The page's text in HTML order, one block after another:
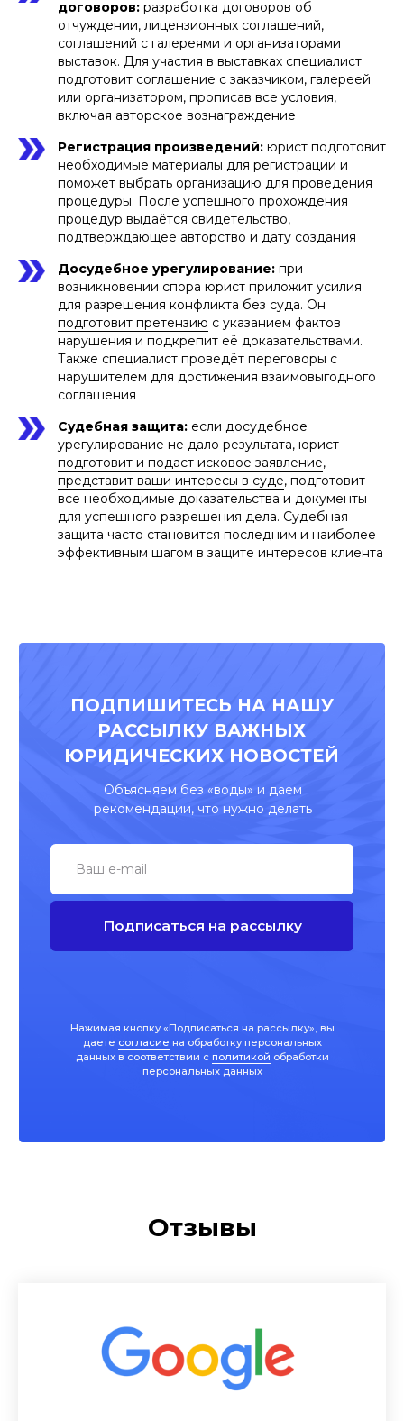
договоров: разработка договоров об
отчуждении, лицензионных соглашений,
соглашений с галереями и организаторами
выставок. Для участия в выставках специалист
подготовит соглашение с заказчиком, галереей
или организатором, прописав все условия,
включая авторское вознаграждение
Регистрация произведений: юрист подготовит
необходимые материалы для регистрации и
поможет выбрать организацию для проведения
процедуры. После успешного прохождения
процедур выдаётся свидетельство,
подтверждающее авторство и дату создания
Досудебное урегулирование: при
возникновении спора юрист приложит усилия
для разрешения конфликта без суда. Он
подготовит претензию с указанием фактов
нарушения и подкрепит её доказательствами.
Также специалист проведёт переговоры с
нарушителем для достижения взаимовыгодного
соглашения
Судебная защита: если досудебное
урегулирование не дало результата, юрист
подготовит и подаст исковое заявление,
представит ваши интересы в суде, подготовит
все необходимые доказательства и документы
для успешного разрешения дела. Судебная
защита часто становится последним и наиболее
эффективным шагом в защите интересов клиента
Отзывы